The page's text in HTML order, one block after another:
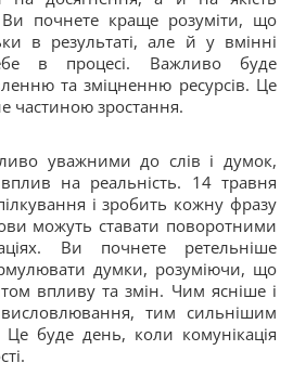
Ви почнете краще розуміти, що
в результаті, але й у вмінні
в процесі. Важливо буде
та зміцненню ресурсів. Це
частиною зростання.
уважними до слів і думок,
на реальність. 14 травня
і зробить кожну фразу
можуть ставати поворотними
Ви почнете ретельніше
думки, розуміючи, що
впливу та змін. Чим ясніше і
тим сильнішим
Це буде день, коли комунікація